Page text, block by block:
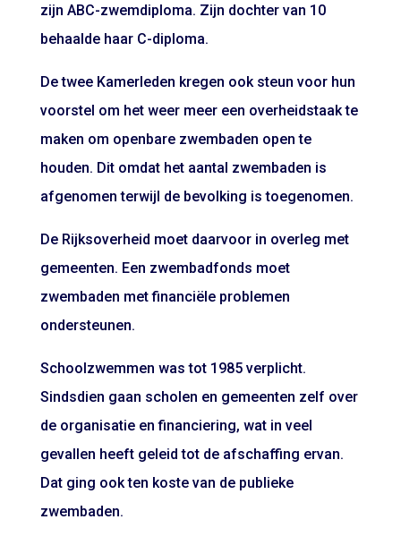
zijn ABC-zwemdiploma. Zijn dochter van 10
behaalde haar C-diploma.
De twee Kamerleden kregen ook steun voor hun
voorstel om het weer meer een overheidstaak te
maken om openbare zwembaden open te
houden. Dit omdat het aantal zwembaden is
afgenomen terwijl de bevolking is toegenomen.
De Rijksoverheid moet daarvoor in overleg met
gemeenten. Een zwembadfonds moet
zwembaden met financiële problemen
ondersteunen.
Schoolzwemmen was tot 1985 verplicht.
Sindsdien gaan scholen en gemeenten zelf over
de organisatie en financiering, wat in veel
gevallen heeft geleid tot de afschaffing ervan.
Dat ging ook ten koste van de publieke
zwembaden.